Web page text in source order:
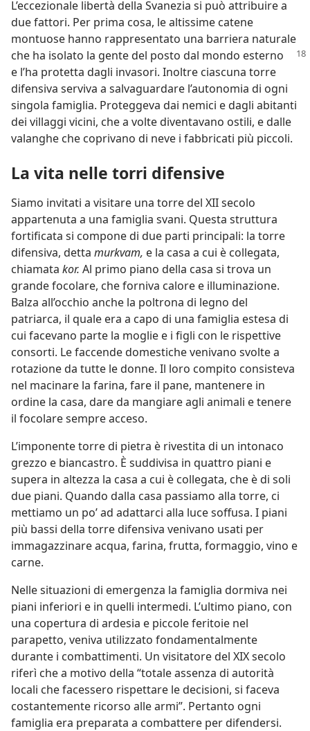
L’eccezionale libertà della Svanezia si può attribuire a
due fattori. Per prima cosa, le altissime catene
montuose hanno rappresentato una barriera naturale
che ha isolato la gente del posto dal mondo esterno
e l’ha protetta dagli invasori. Inoltre ciascuna torre
difensiva serviva a salvaguardare l’autonomia di ogni
singola famiglia. Proteggeva dai nemici e dagli abitanti
dei villaggi vicini, che a volte diventavano ostili, e dalle
valanghe che coprivano di neve i fabbricati più piccoli.
La vita nelle torri difensive
Siamo invitati a visitare una torre del XII secolo
appartenuta a una famiglia svani. Questa struttura
fortificata si compone di due parti principali: la torre
difensiva, detta murkvam, e la casa a cui è collegata,
chiamata kor. Al primo piano della casa si trova un
grande focolare, che forniva calore e illuminazione.
Balza all’occhio anche la poltrona di legno del
patriarca, il quale era a capo di una famiglia estesa di
cui facevano parte la moglie e i figli con le rispettive
consorti. Le faccende domestiche venivano svolte a
rotazione da tutte le donne. Il loro compito consisteva
nel macinare la farina, fare il pane, mantenere in
ordine la casa, dare da mangiare agli animali e tenere
il focolare sempre acceso.
L’imponente torre di pietra è rivestita di un intonaco
grezzo e biancastro. È suddivisa in quattro piani e
supera in altezza la casa a cui è collegata, che è di soli
due piani. Quando dalla casa passiamo alla torre, ci
mettiamo un po’ ad adattarci alla luce soffusa. I piani
più bassi della torre difensiva venivano usati per
immagazzinare acqua, farina, frutta, formaggio, vino e
carne.
Nelle situazioni di emergenza la famiglia dormiva nei
piani inferiori e in quelli intermedi. L’ultimo piano, con
una copertura di ardesia e piccole feritoie nel
parapetto, veniva utilizzato fondamentalmente
durante i combattimenti. Un visitatore del XIX secolo
riferì che a motivo della “totale assenza di autorità
locali che facessero rispettare le decisioni, si faceva
costantemente ricorso alle armi”. Pertanto ogni
famiglia era preparata a combattere per difendersi.